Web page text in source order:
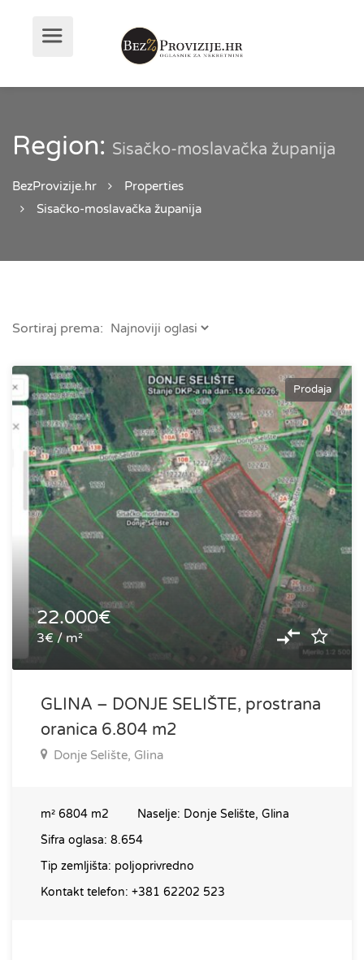
Region: Sisačko-moslavačka županija
BezProvizije.hr
Properties
Sisačko-moslavačka županija
Sortiraj prema:
Prodaja
22.000€
3€ / m²
GLINA – DONJE SELIŠTE, prostrana
oranica 6.804 m2
Donje Selište, Glina
m² 6804 m2 Naselje: Donje Selište, Glina
Šifra oglasa: 8.654
Tip zemljišta: poljoprivredno
Kontakt telefon: +381 62202 523